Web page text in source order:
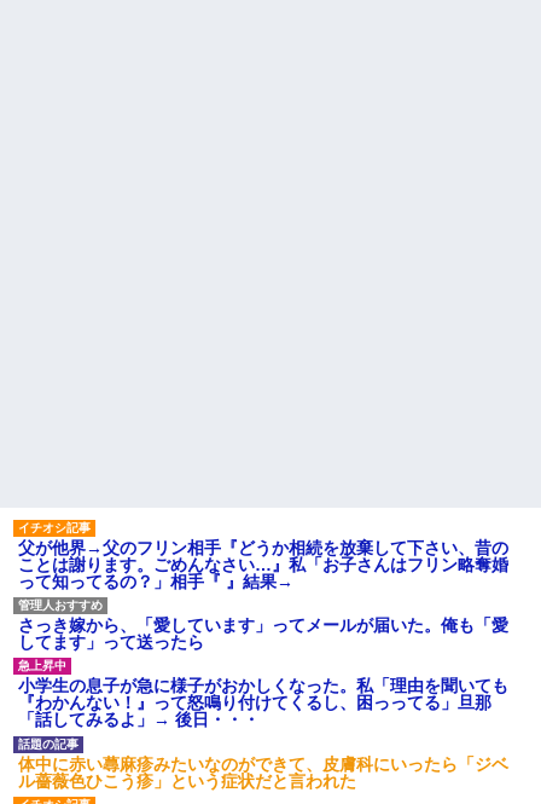
され彼氏が逆切れ。「何クラク
ション鳴らしてんだ！降りてこ
いよ！」と怒鳴りだし...
【衝撃】報酬100万円超の治験
募集がこちらｗｗｗｗｗ(※画像
あり)
【ネット騒然】惨殺されたタ
ワマン頂き女子のこの動画、す
げえええええｗｗｗｗｗｗｗｗ
ｗｗｗ
【愕然】白のクラウン俺氏、
高速道路左車線を制限速度で走
った結果wwwwwwwwwwww
百年の恋12-899 食べた量を
張り合ってくる
主な税金の成り立ちを調べて
みたよ
父が他界→父のフリン相手『どうか相続を放棄して下さい、昔の
ことは謝ります。ごめんなさい…』私「お子さんはフリン略奪婚
って知ってるの？」相手『 』結果→
さっき嫁から、「愛しています」ってメールが届いた。俺も「愛
してます」って送ったら
小学生の息子が急に様子がおかしくなった。私「理由を聞いても
『わかんない！』って怒鳴り付けてくるし、困っってる」旦那
「話してみるよ」→ 後日・・・
体中に赤い蕁麻疹みたいなのができて、皮膚科にいったら「ジベ
ル薔薇色ひこう疹」という症状だと言われた